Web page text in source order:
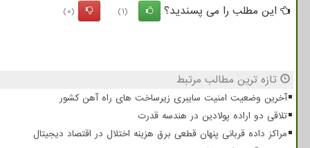
این مطلب را می پسندید؟
(1)
(0)
تازه ترین مطالب مرتبط
آخرین وضعیت امنیت سایبری زیرساخت های راه آهن کشور
تلاقی دو اراده پولادین در هندسه قدرت
مراکز داده قربانی پنهان قطعی برق هزینه اختلال در اقتصاد دیجیتال